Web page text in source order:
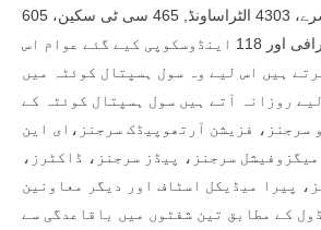
آپریشن، 2600 ایکسرے، 4303 الٹراساونڈ, 465 سی ٹی سکین، 605
ایکو، 18 اینجیوگرافی اور 118 اینڈوسکوپی کیے گئے عوام اس
ہیں اس لیے وہ سول ہسپتال کوئٹہ میں
لیے روزانہ آتے ہیں سول ہسپتال کوئٹہ کے
سرجنز، فزیشن آرتھوپیڈک سرجنز،ای این
سرجنز، پیڈز سرجنز، ڈاکٹرز،
پیرا میڈیکل اسٹاف اور دیگر معاونین
کے مطابق تین شفٹوں میں باقاعدگی سے